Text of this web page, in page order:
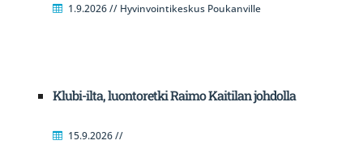
1.9.2026 // Hyvinvointikeskus Poukanville
Klubi-ilta, luontoretki Raimo Kaitilan johdolla
15.9.2026 //